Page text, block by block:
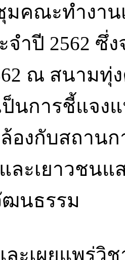
มคณะทำงาน
จำปี 2562 ซึ่
ณ สนามทุ่
นการชี้แจง
องกับสถาน
และเยาวชน
ฒนธรรม
ละเผยแพร่วิ